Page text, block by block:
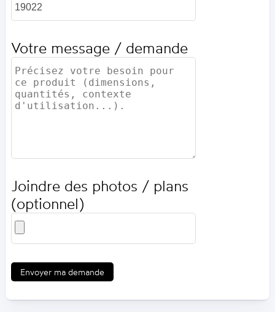
Votre message / demande
Joindre des photos / plans
(optionnel)
Envoyer ma demande